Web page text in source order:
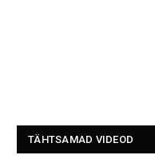
TÄHTSAMAD VIDEOD